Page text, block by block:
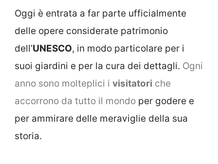
Oggi è entrata a far parte ufficialmente
delle opere considerate patrimonio
dell’UNESCO, in modo particolare per i
suoi giardini e per la cura dei dettagli. Ogni
anno sono molteplici i visitatori che
accorrono da tutto il mondo per godere e
per ammirare delle meraviglie della sua
storia.